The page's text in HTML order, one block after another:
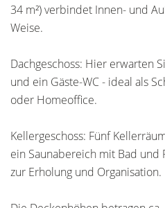
34 m²) verbindet Innen- und
Weise.
Dachgeschoss: Hier erwarten
und ein Gäste-WC - ideal als
oder Homeoffice.
Kellergeschoss: Fünf
ein Saunabereich mit Bad und
zur Erholung und Organisation.